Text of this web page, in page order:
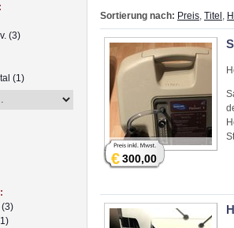
Sortierung nach: Preis Titel
€300,00
(3)
(1)
(3)